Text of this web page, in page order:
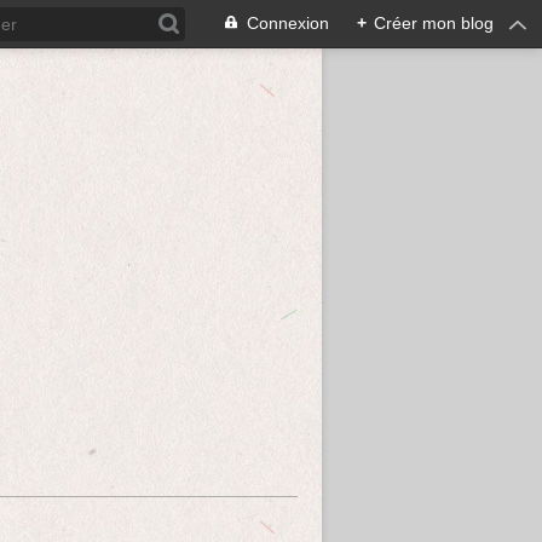
Connexion + Créer mon blog